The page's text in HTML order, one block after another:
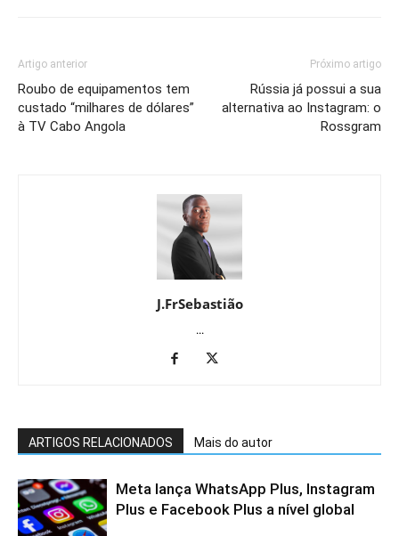
Artigo anterior
Roubo de equipamentos tem
custado “milhares de dólares”
à TV Cabo Angola
Próximo artigo
Rússia já possui a sua
alternativa ao Instagram: o
Rossgram
J.FrSebastião
...
ARTIGOS RELACIONADOS Mais do autor
Meta lança WhatsApp Plus, Instagram
Plus e Facebook Plus a nível global